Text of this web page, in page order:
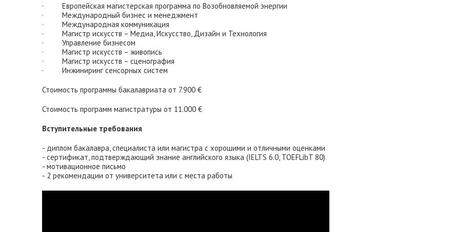
· Европейская магистерская программа по Возобновляемой энергии
· Международный бизнес и менеджмент
· Международная коммуникация
· Магистр искусств – Медиа, Искусство, Дизайн и Технология
· Управление бизнесом
· Магистр искусств – живопись
· Магистр искусств – сценография
· Инжиниринг сенсорных систем
Стоимость программы бакалавриата от 7.900 €
Стоимость программ магистратуры от 11.000 €
Вступительные требования
- диплом бакалавра, специалиста или магистра с хорошими и отличными оценками
- сертификат, подтверждающий знание английского языка (IELTS 6.0, TOEFLibT 80)
- мотивационное письмо
- 2 рекомендации от университета или с места работы